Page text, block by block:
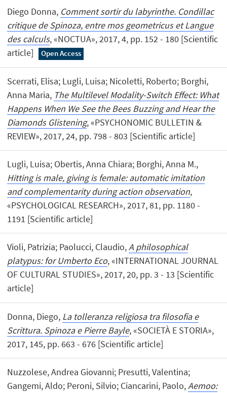
Diego Donna, Comment sortir du labyrinthe. Condillac
critique de Spinoza, entre mos geometricus et Langue
des calculs, «NOCTUA», 2017, 4, pp. 152 - 180 [Scientific
article]
Open Access
Scerrati, Elisa; Lugli, Luisa; Nicoletti, Roberto; Borghi,
Anna Maria, The Multilevel Modality-Switch Effect: What
Happens When We See the Bees Buzzing and Hear the
Diamonds Glistening, «PSYCHONOMIC BULLETIN &
REVIEW», 2017, 24, pp. 798 - 803 [Scientific article]
Lugli, Luisa; Obertis, Anna Chiara; Borghi, Anna M.,
Hitting is male, giving is female: automatic imitation
and complementarity during action observation,
«PSYCHOLOGICAL RESEARCH», 2017, 81, pp. 1180 -
1191 [Scientific article]
Violi, Patrizia; Paolucci, Claudio,A philosophical
platypus: for Umberto Eco, «INTERNATIONAL JOURNAL
OF CULTURAL STUDIES», 2017, 20, pp. 3 - 13 [Scientific
article]
Donna, Diego, La tolleranza religiosa tra filosofia e
Scrittura. Spinoza e Pierre Bayle, «SOCIETÀ E STORIA»,
2017, 145, pp. 663 - 676 [Scientific article]
Nuzzolese, Andrea Giovanni; Presutti, Valentina;
Gangemi, Aldo; Peroni, Silvio; Ciancarini, Paolo,Aemoo: